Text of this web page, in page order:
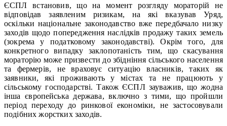
ЄСПЛ встановив, що на момент розгляду мораторій не
відповідав заявленим ризикам, на які вказував Уряд,
оскільки національне законодавство вже передбачало низку
заходів щодо попередження наслідків продажу таких земель
(зокрема у податковому законодавстві). Окрім того, для
конкретного випадку заклопотаність тим, що скасування
мораторію може призвести до збідніння сільського населення
та фермерів, не враховує ситуацію власників, таких як
заявники, які проживають у містах та не працюють у
сільському господарстві. Також ЄСПЛ зауважив, що жодна
інша європейська держава, включно з тими, що пройшли
період переходу до ринкової економіки, не застосовували
подібних жорстких заходів.